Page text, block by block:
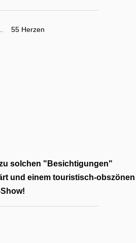
55 Herzen
solchen "Besichtigungen"
und einem touristisch-obszönen